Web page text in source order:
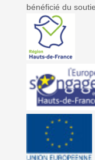
bénéficié du